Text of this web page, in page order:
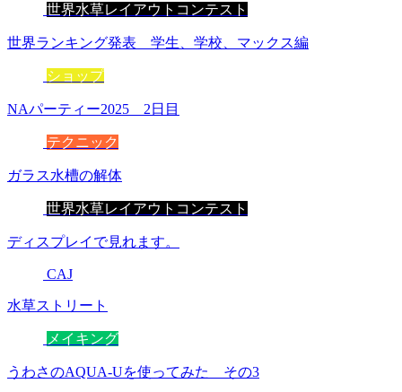
世界水草レイアウトコンテスト
世界ランキング発表 学生、学校、マックス編
ショップ
NAパーティー2025 2日目
テクニック
ガラス水槽の解体
世界水草レイアウトコンテスト
ディスプレイで見れます。
CAJ
水草ストリート
メイキング
うわさのAQUA-Uを使ってみた その3